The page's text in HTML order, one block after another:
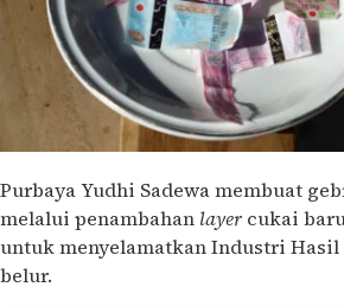
Purbaya Yudhi Sadewa membuat
melalui penambahan layer cukai
untuk menyelamatkan Industri
belur.